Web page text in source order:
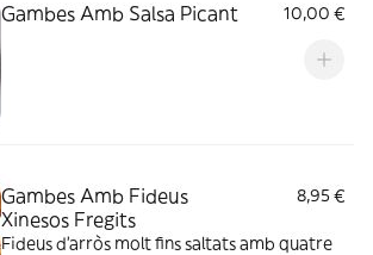
Gambes Amb Salsa Picant 10,00 €
Gambes Amb Fideus
Xinesos Fregits
8,95 €
Fideus d'arròs molt fins saltats amb quatre